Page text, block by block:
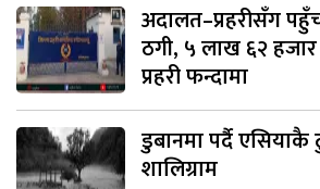
अदालत–प्रहरीसँग
ठगी, ५ लाख ६२
प्रहरी फन्दामा
डुबानमा पर्दै
शालिग्राम